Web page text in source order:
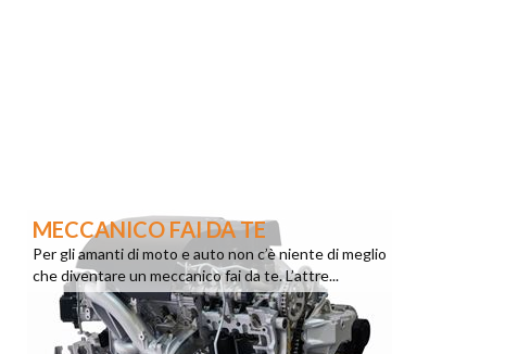
MECCANICO FAI DA TE
Per gli amanti di moto e auto non c’è niente di meglio
che diventare un meccanico fai da te. L’attre...